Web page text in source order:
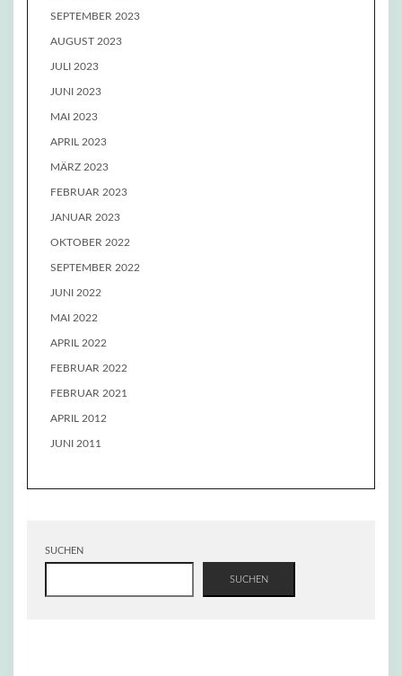
SEPTEMBER 2023
AUGUST 2023
JULI 2023
JUNI 2023
MAI 2023
APRIL 2023
MÄRZ 2023
FEBRUAR 2023
JANUAR 2023
OKTOBER 2022
SEPTEMBER 2022
JUNI 2022
MAI 2022
APRIL 2022
FEBRUAR 2022
FEBRUAR 2021
APRIL 2012
JUNI 2011
SUCHEN
SUCHEN